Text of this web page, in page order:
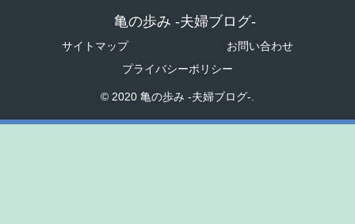
亀の歩み -夫婦ブログ-
サイトマップ
お問い合わせ
プライバシーポリシー
© 2020 亀の歩み -夫婦ブログ-.